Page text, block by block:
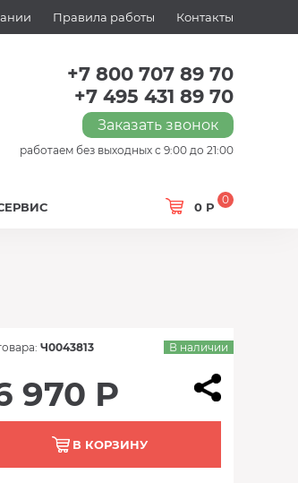
Правила работы Контакты
+7 800 707 89 70
+7 495 431 89 70
Заказать звонок
работаем без выходных с 9:00 до 21:00
0 Р
0
Ч0043813 В наличии
970 Р
В КОРЗИНУ